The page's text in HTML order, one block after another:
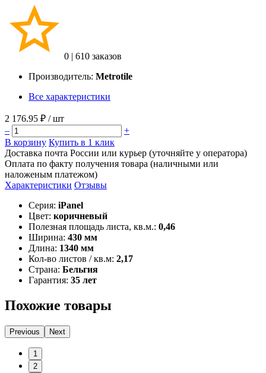
0 | 610 заказов
Производитель: Metrotile
Все характеристики
2 176.95 ₽ / шт
–
+
В корзину Купить в 1 клик
Доставка почта России или курьер (уточняйте у оператора)
Оплата по факту получения товара (наличными или
наложеным платежом)
Характеристики Отзывы
Серия: iPanel
Цвет: коричневый
Полезная площадь листа, кв.м.: 0,46
Ширина: 430 мм
Длина: 1340 мм
Кол-во листов / кв.м: 2,17
Страна: Бельгия
Гарантия: 35 лет
Похожие товары
Previous Next
1
2